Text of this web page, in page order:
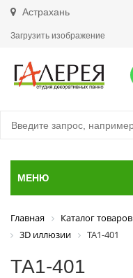
Астрахань
Загрузить изображение
МЕНЮ
Главная Каталог товаров
3D иллюзии
ТА1-401
ТА1-401